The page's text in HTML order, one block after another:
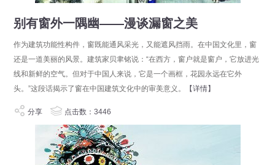
别有窗外一隅幽——漫谈漏窗之美
作为建筑功能性构件，窗既能通风采光，又能遮风挡雨。在中国文化里，窗
还是一道美丽的风景。建筑家贝聿铭说：“在西方，窗户就是窗户，它放进光
线和新鲜的空气。但对于中国人来说，它是一个画框，花园永远在它外
头。”这段话揭示了窗在中国建筑文化中的审美意义。
【详情】
分享 点击数：3446